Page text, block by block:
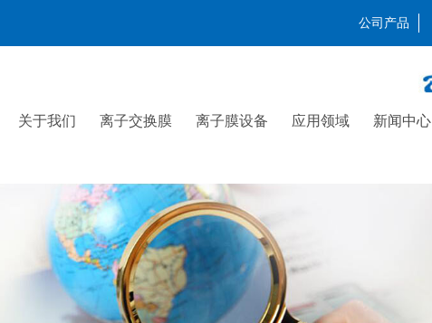
公司产品
关于我们 离子交换膜 离子膜设备 应用领域 新闻中心